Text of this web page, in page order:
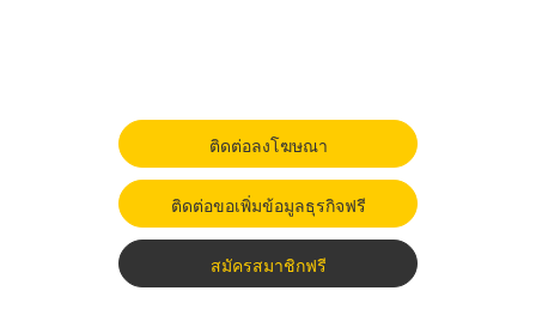
ติดต่อลงโฆษณา
ติดต่อขอเพิ่มข้อมูลธุรกิจฟรี
สมัครสมาชิกฟรี